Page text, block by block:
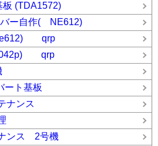
板 (TDA1572)
バー自作( NE612)
qrp
qrp
ート基板
ナンス
ンス 2号機